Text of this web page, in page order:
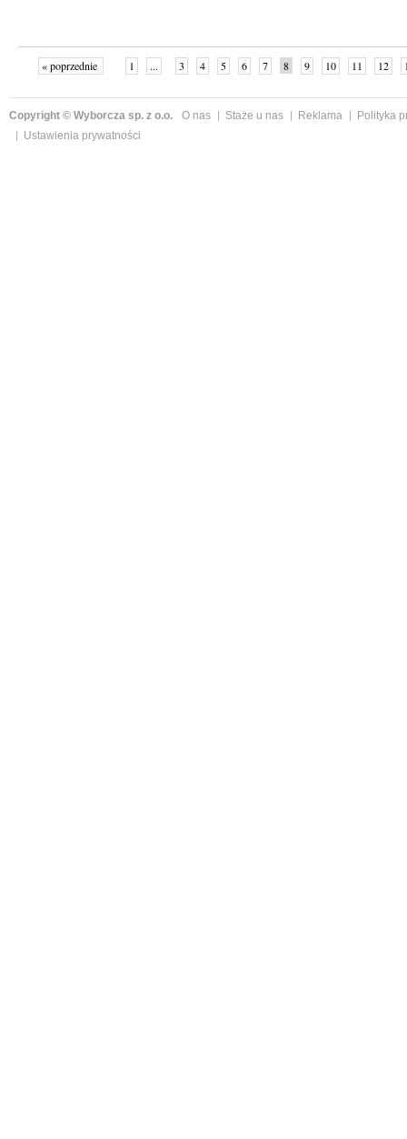
« poprzednie 1 ... 3 4 5 6 7 8 9 10 11 12
Copyright © Wyborcza sp. z o.o. O nas Staże u nas Reklama
Polityka
Ustawienia prywatności